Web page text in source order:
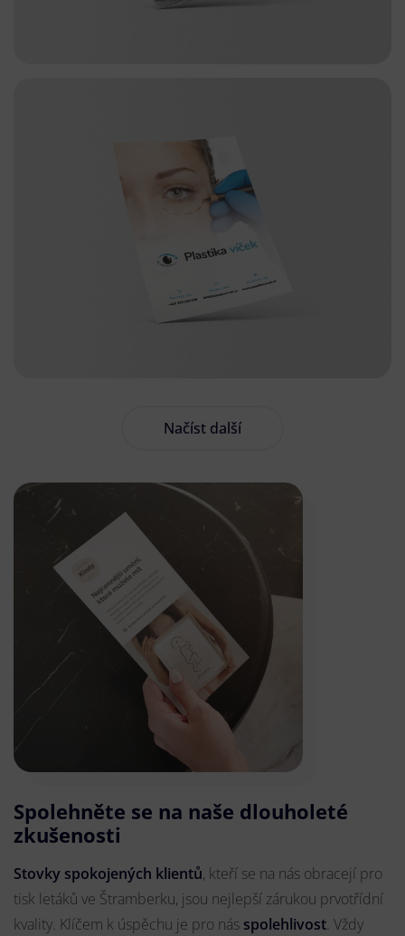
Načíst další
Spolehněte se na naše dlouholeté
zkušenosti
Stovky spokojených klientů, kteří se na nás obracejí pro
tisk letáků ve Štramberku, jsou nejlepší zárukou prvotřídní
kvality. Klíčem k úspěchu je pro nás spolehlivost. Vždy